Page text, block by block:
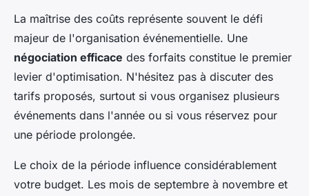
La maîtrise des coûts représente souvent le défi
majeur de l'organisation événementielle. Une
négociation efficace des forfaits constitue le premier
levier d'optimisation. N'hésitez pas à discuter des
tarifs proposés, surtout si vous organisez plusieurs
événements dans l'année ou si vous réservez pour
une période prolongée.
Le choix de la période influence considérablement
votre budget. Les mois de septembre à novembre et